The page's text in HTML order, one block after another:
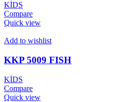
KİDS
Compare
Quick view
Add to wishlist
KKP 5009 FISH
KİDS
Compare
Quick view